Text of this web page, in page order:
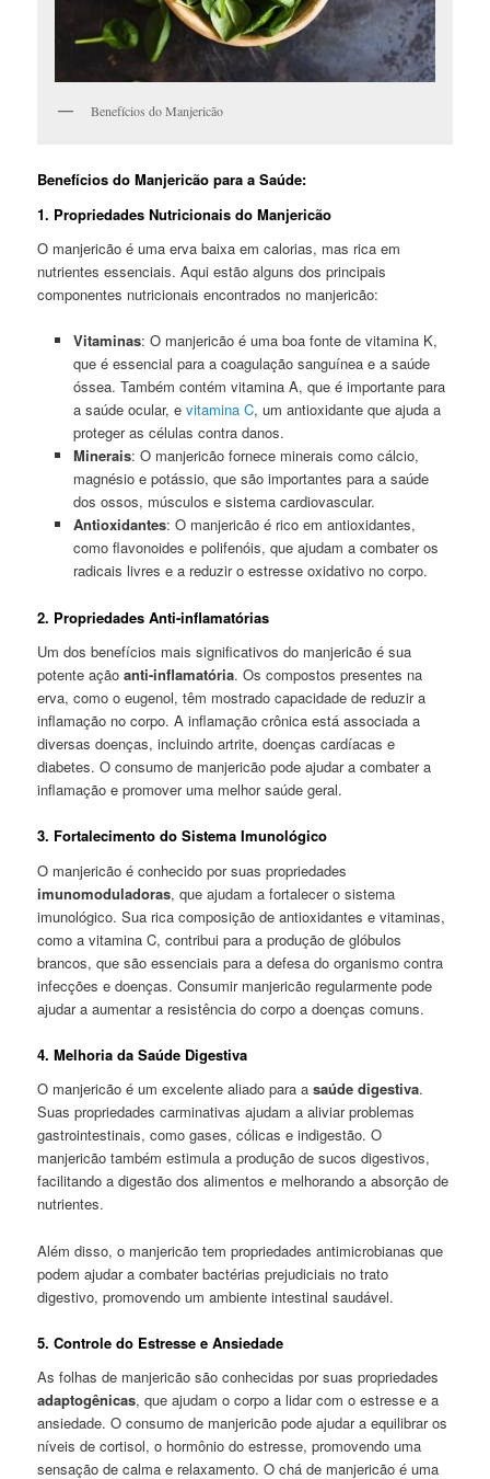
Benefícios do Manjericão
Benefícios do Manjericão para a Saúde:
1. Propriedades Nutricionais do Manjericão
O manjericão é uma erva baixa em calorias, mas rica em
nutrientes essenciais. Aqui estão alguns dos principais
componentes nutricionais encontrados no manjericão:
Vitaminas: O manjericão é uma boa fonte de vitamina K,
que é essencial para a coagulação sanguínea e a saúde
óssea. Também contém vitamina A, que é importante para
a saúde ocular, e vitamina C, um antioxidante que ajuda a
proteger as células contra danos.
Minerais: O manjericão fornece minerais como cálcio,
magnésio e potássio, que são importantes para a saúde
dos ossos, músculos e sistema cardiovascular.
Antioxidantes: O manjericão é rico em antioxidantes,
como flavonoides e polifenóis, que ajudam a combater os
radicais livres e a reduzir o estresse oxidativo no corpo.
2. Propriedades Anti-inflamatórias
Um dos benefícios mais significativos do manjericão é sua
potente açãoanti-inflamatória. Os compostos presentes na
erva, como o eugenol, têm mostrado capacidade de reduzir a
inflamação no corpo. A inflamação crônica está associada a
diversas doenças, incluindo artrite, doenças cardíacas e
diabetes. O consumo de manjericão pode ajudar a combater a
inflamação e promover uma melhor saúde geral.
3. Fortalecimento do Sistema Imunológico
O manjericão é conhecido por suas propriedades
imunomoduladoras, que ajudam a fortalecer o sistema
imunológico. Sua rica composição de antioxidantes e vitaminas,
como a vitamina C, contribui para a produção de glóbulos
brancos, que são essenciais para a defesa do organismo contra
infecções e doenças. Consumir manjericão regularmente pode
ajudar a aumentar a resistência do corpo a doenças comuns.
4. Melhoria da Saúde Digestiva
O manjericão é um excelente aliado para asaúde digestiva.
Suas propriedades carminativas ajudam a aliviar problemas
gastrointestinais, como gases, cólicas e indigestão. O
manjericão também estimula a produção de sucos digestivos,
facilitando a digestão dos alimentos e melhorando a absorção de
nutrientes.
Além disso, o manjericão tem propriedades antimicrobianas que
podem ajudar a combater bactérias prejudiciais no trato
digestivo, promovendo um ambiente intestinal saudável.
5. Controle do Estresse e Ansiedade
As folhas de manjericão são conhecidas por suas propriedades
adaptogênicas, que ajudam o corpo a lidar com o estresse e a
ansiedade. O consumo de manjericão pode ajudar a equilibrar os
níveis de cortisol, o hormônio do estresse, promovendo uma
sensação de calma e relaxamento. O chá de manjericão é uma